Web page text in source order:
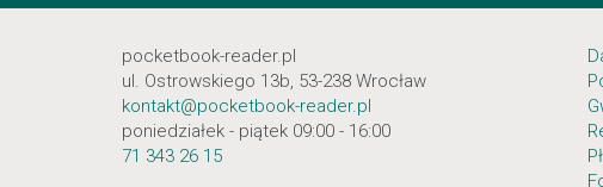
pocketbook-reader.pl
ul. Ostrowskiego 13b, 53-238 Wrocław
kontakt@pocketbook-reader.pl
poniedziałek - piątek 09:00 - 16:00
71 343 26 15